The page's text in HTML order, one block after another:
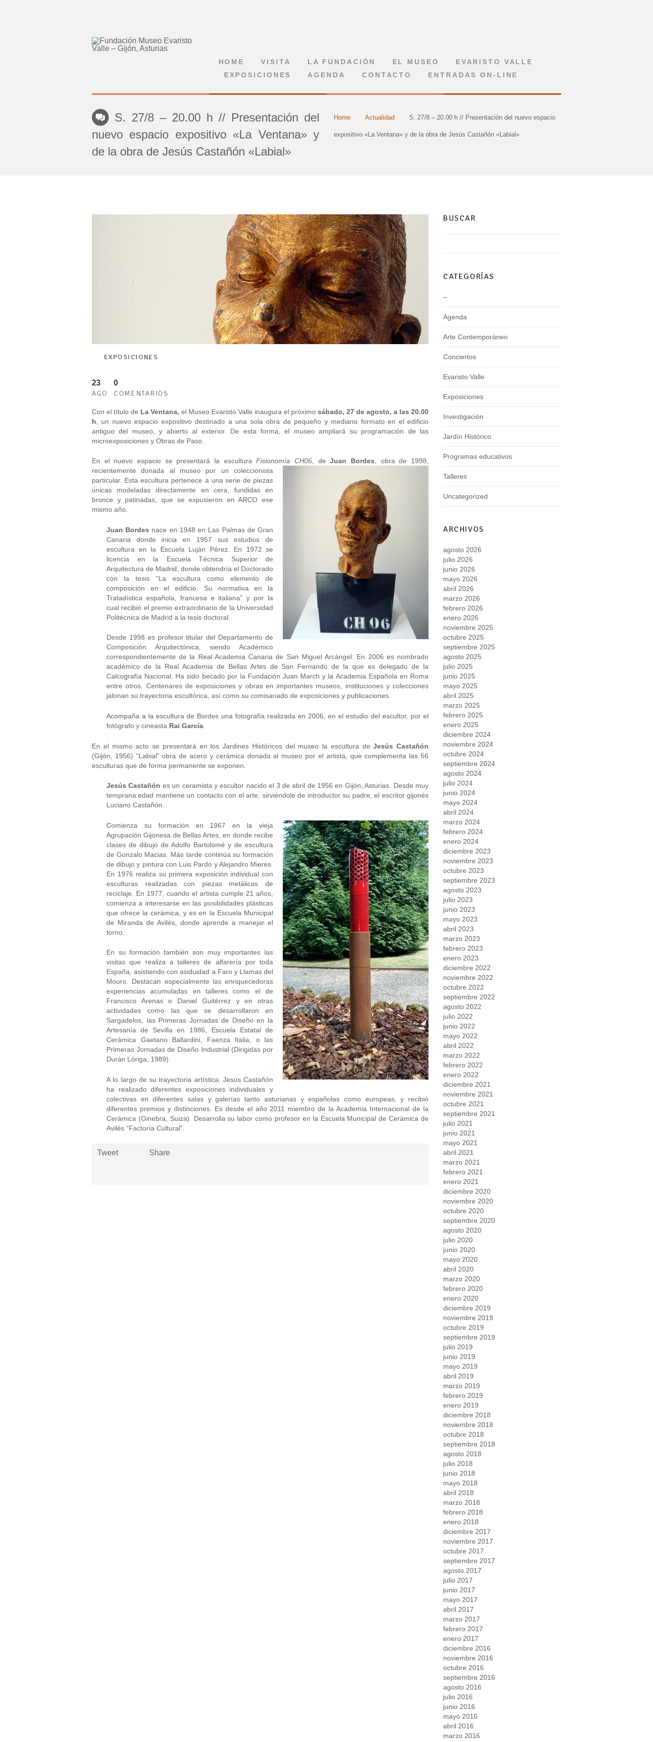
HOME VISITA LA FUNDACIÓN EL MUSEO
EVARISTO VALLE
EXPOSICIONES
AGENDA CONTACTO ENTRADAS ON-LINE
S. 27/8 – 20.00 h // Presentación del
nuevo espacio expositivo «La Ventana» y
de la obra de Jesús Castañón «Labial»
Home Actualidad S. 27/8 – 20.00 h // Presentación del nuevo espacio
expositivo «La Ventana» y de la obra de Jesús Castañón «Labial»
EXPOSICIONES
23
AGO
0
COMENTARIOS
Con el título de La Ventana, el Museo Evaristo Valle inaugura el próximo sábado, 27 de agosto, a las 20.00
h , un nuevo espacio expositivo destinado a una sola obra de pequeño y mediano formato en el edificio
antiguo del museo, y abierto al exterior. De esta forma, el museo ampliará su programación de las
microexposiciones y Obras de Paso.
En el nuevo espacio se presentará la esculturaFisionomía CH06, deJuan Bordes, obra de 1998,
recientemente donada al museo por un coleccionista
particular. Esta escultura pertenece a una serie de piezas
únicas modeladas directamente en cera, fundidas en
bronce y patinadas, que se expusieron en ARCO ese
mismo año.
Juan Bordes nace en 1948 en Las Palmas de Gran
Canaria donde inicia en 1957 sus estudios de
escultura en la Escuela Luján Pérez. En 1972 se
licencia en la Escuela Técnica Superior de
Arquitectura de Madrid, donde obtendría el Doctorado
con la tesis “La escultura como elemento de
composición en el edificio. Su normativa en la
Tratadística española, francesa e italiana” y por la
cual recibió el premio extraordinario de la Universidad
Politécnica de Madrid a la tesis doctoral.
Desde 1998 es profesor titular del Departamento de
Composición Arquitectónica, siendo Académico
correspondientemente de la Real Academia Canaria de San Miguel Arcángel. En 2006 es nombrado
académico de la Real Academia de Bellas Artes de San Fernando de la que es delegado de la
Calcografía Nacional. Ha sido becado por la Fundación Juan March y la Academia Española en Roma
entre otros. Centenares de exposiciones y obras en importantes museos, instituciones y colecciones
jalonan su trayectoria escultórica, así como su comisariado de exposiciones y publicaciones.
Acompaña a la escultura de Bordes una fotografía realizada en 2006, en el estudio del escultor, por el
fotógrafo y cineasta Rai García
En el mismo acto se presentará en los Jardines Históricos del museo la escultura deJesús Castañón
(Gijón, 1956) “Labial” obra de acero y cerámica donada al museo por el artista, que complementa las 56
esculturas que de forma permanente se exponen.
Jesús Castañón es un ceramista y escultor nacido el 3 de abril de 1956 en Gijón, Asturias. Desde muy
temprana edad mantiene un contacto con el arte, sirviéndole de introductor su padre, el escritor gijonés
Luciano Castañón.
Comienza su formación en 1967 en la vieja
Agrupación Gijonesa de Bellas Artes, en donde recibe
clases de dibujo de Adolfo Bartolomé y de escultura
de Gonzalo Macias. Más tarde continúa su formación
de dibujo y pintura con Luis Pardo y Alejandro Mieres.
En 1976 realiza su primera exposición individual con
esculturas realizadas con piezas metálicas de
reciclaje. En 1977, cuando el artista cumple 21 años,
comienza a interesarse en las posibilidades plásticas
que ofrece la cerámica, y es en la Escuela Municipal
de Miranda de Avilés, donde aprende a manejar el
torno.
En su formación también son muy importantes las
visitas que realiza a talleres de alfarería por toda
España, asistiendo con asiduidad a Faro y Llamas del
Mouro. Destacan especialmente las enriquecedoras
experiencias acumuladas en talleres como el de
Francisco Arenas o Daniel Guitérrez y en otras
actividades como las que se desarrollaron en
Sargadelos, las Primeras Jornadas de Diseño en la
Artesanía de Sevilla en 1986, Escuela Estatal de
Cerámica Gaetano Ballardini, Faenza Italia, o las
Primeras Jornadas de Diseño Industrial (Dirigidas por
Durán Lóriga, 1989).
A lo largo de su trayectoria artística, Jesús Castañón
ha realizado diferentes exposiciones individuales y
colectivas en diferentes salas y galerías tanto asturianas y españolas como europeas, y recibió
diferentes premios y distinciones. Es desde el año 2011 miembro de la Academia Internacional de la
Cerámica (Ginebra, Suiza). Desarrolla su labor como profesor en la Escuela Municipal de Cerámica de
Avilés “Factoría Cultural”.
Tweet Share
BUSCAR
CATEGORÍAS
–
Agenda
Arte Contemporáneo
Conciertos
Evaristo Valle
Exposiciones
Investigación
Jardín Histórico
Programas educativos
Talleres
Uncategorized
ARCHIVOS
agosto 2026
julio 2026
junio 2026
mayo 2026
abril 2026
marzo 2026
febrero 2026
enero 2026
noviembre 2025
octubre 2025
septiembre 2025
agosto 2025
julio 2025
junio 2025
mayo 2025
abril 2025
marzo 2025
febrero 2025
enero 2025
diciembre 2024
noviembre 2024
octubre 2024
septiembre 2024
agosto 2024
julio 2024
junio 2024
mayo 2024
abril 2024
marzo 2024
febrero 2024
enero 2024
diciembre 2023
noviembre 2023
octubre 2023
septiembre 2023
agosto 2023
julio 2023
junio 2023
mayo 2023
abril 2023
marzo 2023
febrero 2023
enero 2023
diciembre 2022
noviembre 2022
octubre 2022
septiembre 2022
agosto 2022
julio 2022
junio 2022
mayo 2022
abril 2022
marzo 2022
febrero 2022
enero 2022
diciembre 2021
noviembre 2021
octubre 2021
septiembre 2021
julio 2021
junio 2021
mayo 2021
abril 2021
marzo 2021
febrero 2021
enero 2021
diciembre 2020
noviembre 2020
octubre 2020
septiembre 2020
agosto 2020
julio 2020
junio 2020
mayo 2020
abril 2020
marzo 2020
febrero 2020
enero 2020
diciembre 2019
noviembre 2019
octubre 2019
septiembre 2019
julio 2019
junio 2019
mayo 2019
abril 2019
marzo 2019
febrero 2019
enero 2019
diciembre 2018
noviembre 2018
octubre 2018
septiembre 2018
agosto 2018
julio 2018
junio 2018
mayo 2018
abril 2018
marzo 2018
febrero 2018
enero 2018
diciembre 2017
noviembre 2017
octubre 2017
septiembre 2017
agosto 2017
julio 2017
junio 2017
mayo 2017
abril 2017
marzo 2017
febrero 2017
enero 2017
diciembre 2016
noviembre 2016
octubre 2016
septiembre 2016
agosto 2016
julio 2016
junio 2016
mayo 2016
abril 2016
marzo 2016